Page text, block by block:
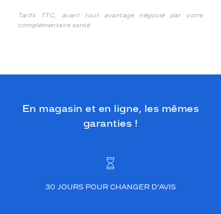
Tarifs TTC, avant tout avantage négocié par votre
complémentaire santé
En magasin et en ligne, les mêmes
garanties !
30 JOURS POUR CHANGER D’AVIS